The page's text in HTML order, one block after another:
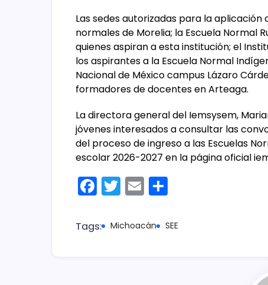
Las sedes autorizadas para la
normales de Morelia; la Escuela Normal
quienes aspiran a esta institución; el
los aspirantes a la Escuela Normal
Nacional de México campus Lázaro
formadores de docentes en Arteaga.
La directora general del Iemsysem,
jóvenes interesados a consultar las
del proceso de ingreso a las Escuelas
escolar 2026-2027 en la página oficial
F
a
c
T
w
itt
E
m
ai m
Tags: Michoacán SEE